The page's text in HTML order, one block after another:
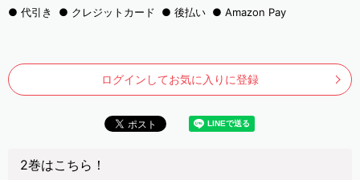
代引き
クレジットカード 後払い Amazon Pay
ログインしてお気に入りに登録
2巻はこちら！